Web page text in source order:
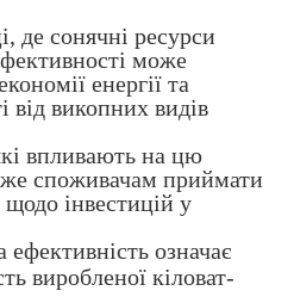
де сонячні ресурси
може
енергії та
від викопних видів
впливають на цю
споживачам приймати
інвестицій у
означає
виробленої кіловат-